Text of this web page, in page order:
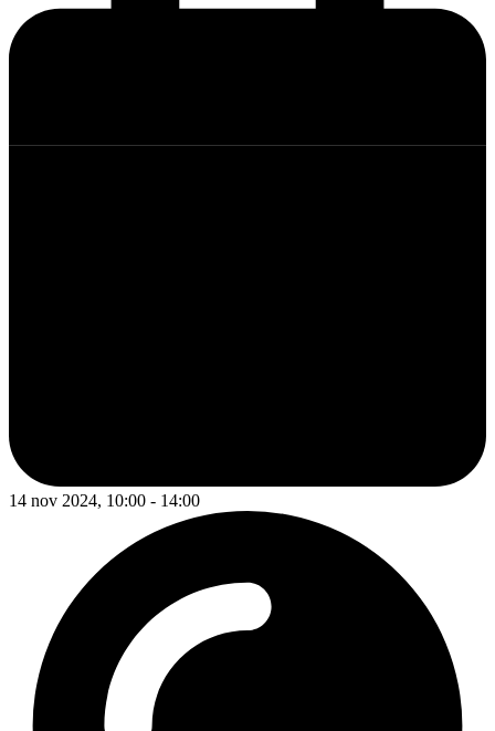
14 nov 2024, 10:00 - 14:00